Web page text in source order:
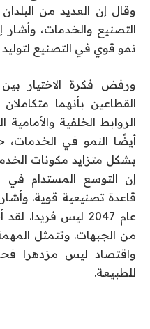
وقال إن العديد من
التصنيع والخدمات، وأشار
نمو قوي في التصنيع
ورفض فكرة الاختيار
القطاعين بأنهما
الروابط الخلفية
أيضًا النمو في
بشكل متزايد مكونات
إن التوسع المستدام
قاعدة تصنيعية قوية.
عام 2047 ليس
من الجبهات. وتتمثل
واقتصاد ليس مزدهرا
للطبيعة.